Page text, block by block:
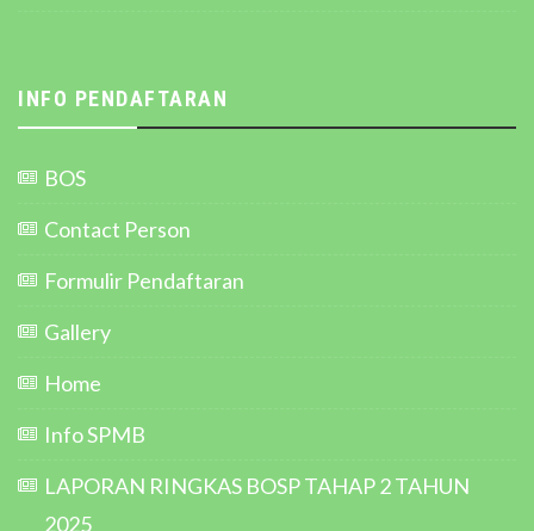
INFO PENDAFTARAN
BOS
Contact Person
Formulir Pendaftaran
Gallery
Home
Info SPMB
LAPORAN RINGKAS BOSP TAHAP 2 TAHUN
2025